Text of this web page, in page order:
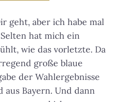
geht, aber ich habe mal
hat mich ein
wie das vorletzte. Da
große blaue
der Wahlergebnisse
aus Bayern. Und dann